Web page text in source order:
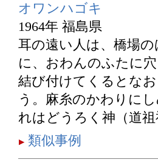
オワンハゴキ
1964年 福島県
耳の遠い人は、橋場
に、おわんのふたに
結び付けてくるとな
う。麻糸のかわりに
れはどうろく神（道
類似事例